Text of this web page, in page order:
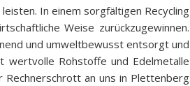
In einem sorgfältigen Recycling
Weise zurückzugewinnen.
und umweltbewusst entsorgt und
Rohstoffe und Edelmetalle
Rechnerschrott an uns in Plettenberg